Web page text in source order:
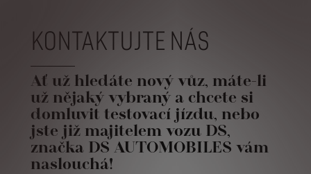
KONTAKTUJTE NÁS
Ať už hledáte nový vůz, máte-li
už nějaký vybraný a chcete si
domluvit testovací jízdu, nebo
jste již majitelem vozu DS,
značka DS AUTOMOBILES vám
naslouchá!